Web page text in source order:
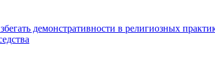
демонстративности в религиозных